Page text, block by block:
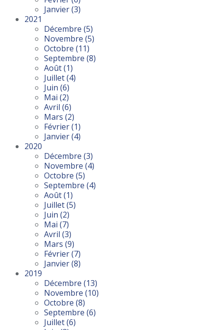
Janvier(3)
2021
Décembre (5)
Novembre (5)
Octobre (11)
Septembre (8)
Août(1)
Juillet(4)
Juin (6)
Mai (2)
Avril (6)
Mars (2)
Février(1)
Janvier(4)
2020
Décembre (3)
Novembre (4)
Octobre (5)
Septembre (4)
Août(1)
Juillet(5)
Juin (2)
Mai (7)
Avril (3)
Mars (9)
Février(7)
Janvier(8)
2019
Décembre (13)
Novembre (10)
Octobre (8)
Septembre (6)
Juillet(6)